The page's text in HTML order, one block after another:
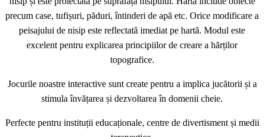
precum case, tufișuri, păduri, întinderi de apă etc. Orice modificare a
peisajului de nisip este reflectată imediat pe hartă. Modul este
excelent pentru explicarea principiilor de creare a hărților
topografice.
Jocurile noastre interactive sunt create pentru a implica jucătorii și a
stimula învățarea și dezvoltarea în domenii cheie.
Perfecte pentru instituții educaționale, centre de divertisment și medii